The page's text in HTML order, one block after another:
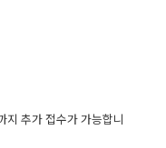
지 추가 접수가 가능합니